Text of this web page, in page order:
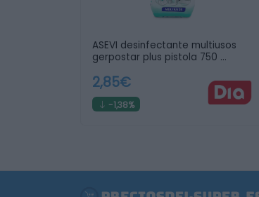
ASEVI desinfectante multiusos
gerpostar plus pistola 750 …
2,85€
-1,38%